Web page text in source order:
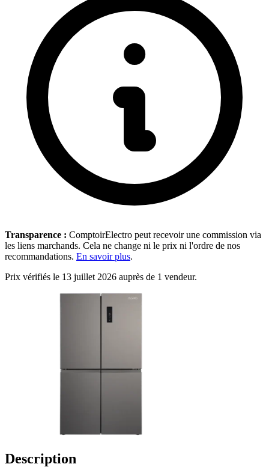
Transparence : ComptoirElectro peut recevoir une commission via
les liens marchands. Cela ne change ni le prix ni l'ordre de nos
recommandations. En savoir plus.
Prix vérifiés le 13 juillet 2026 auprès de 1 vendeur.
Description